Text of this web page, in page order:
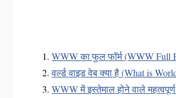
WWW का फुल फॉर्म (WWW Full
वर्ल्ड वाइड वेब क्या है (What is
WWW में इस्तेमाल होने वाले महत्वपूर्ण